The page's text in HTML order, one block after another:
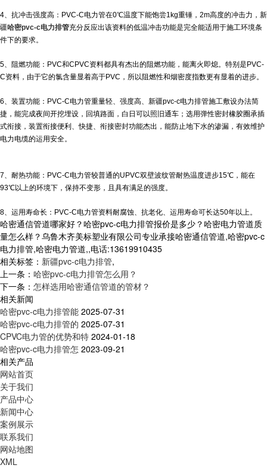
4、抗冲击强度高：PVC-C电力管在0℃温度下能饱尝1kg重锤，2m高度的冲击力， 新
疆哈密pvc-c电力排管充分反应出该资料的低温冲击功能是完全能适用于施工环境条
件下的要求。
5、阻燃功能：PVC和CPVC资料都具有杰出的阻燃功能，能离火即熄。特别是PVC-
C资料，由于它的氯含量显着高于PVC，所以阻燃性和烟密度指数更有显着的进步。
6、装置功能：PVC-C电力管重量轻、强度高、 新疆pvc-c电力排管施工敷设办法简
捷，能完成夜间开挖埋设，回填路面，白日可以照旧通车；选用弹性密封橡胶圈承插
式衔接，装置衔接便利、快捷、衔接密封功能杰出，能防止地下水的渗漏，有效维护
电力电缆的运用安全。
7、耐热功能：PVC-C电力管较普通的UPVC双壁波纹管耐热温度进步15℃，能在
93℃以上的环境下，保持不变形，且具有满足的强度。
8、运用寿命长：PVC-C电力管资料耐腐蚀、抗老化、运用寿命可长达50年以上。
哈密通信管道哪家好？哈密pvc-c电力排管报价是多少？哈密电力管道质
量怎么样？乌鲁木齐美标塑业有限公司专业承接哈密通信管道,哈密pvc-c
电力排管,哈密电力管道,,电话:13619910435
相关标签： 新疆pvc-c电力排管,
上一条： 哈密pvc-c电力排管怎么用？
下一条： 怎样选用哈密通信管道的管材？
相关新闻
哈密pvc-c电力排管能 2025-07-31
哈密pvc-c电力排管的 2025-07-31
CPVC电力管的优势和特 2024-01-18
哈密pvc-c电力排管怎 2023-09-21
相关产品
网站首页
关于我们
产品中心
新闻中心
案例展示
联系我们
网站地图
XML